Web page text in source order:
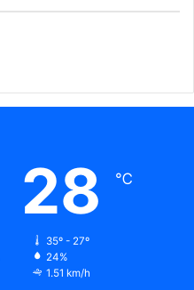
28 ℃
35º - 27º
24%
1.51 km/h